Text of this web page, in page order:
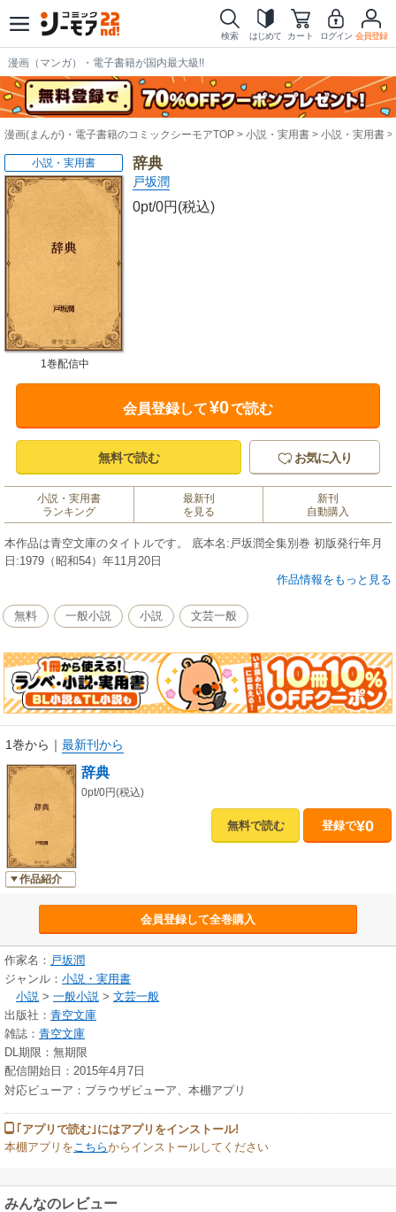
検索 はじめて カート ログイン 会員登録
漫画（マンガ）・電子書籍が国内最大級!!
漫画(まんが)・電子書籍のコミックシーモアTOP 小説・実用書 小説・実用書
辞典
戸坂潤
0pt/0円(税込)
小説・実用書
1巻配信中
会員登録して¥0で読む
無料で読む お気に入り
小説・実用書
ランキング
最新刊
を見る
新刊
自動購入
本作品は青空文庫のタイトルです。 底本名:戸坂潤全集別巻 初版発行年月
日:1979（昭和54）年11月20日
作品情報をもっと見る
無料 一般小説 小説 文芸一般
1巻から ｜ 最新刊から
作品紹介
辞典
0pt/0円(税込)
無料で読む 登録で¥0
会員登録して全巻購入
作家名： 戸坂潤
ジャンル： 小説・実用書
小説 > 一般小説 > 文芸一般
出版社： 青空文庫
雑誌： 青空文庫
DL期限：無期限
配信開始日：2015年4月7日
対応ビューア：ブラウザビューア、本棚アプリ
｢アプリで読む｣にはアプリをインストール!
本棚アプリを こちらからインストールしてください
みんなのレビュー